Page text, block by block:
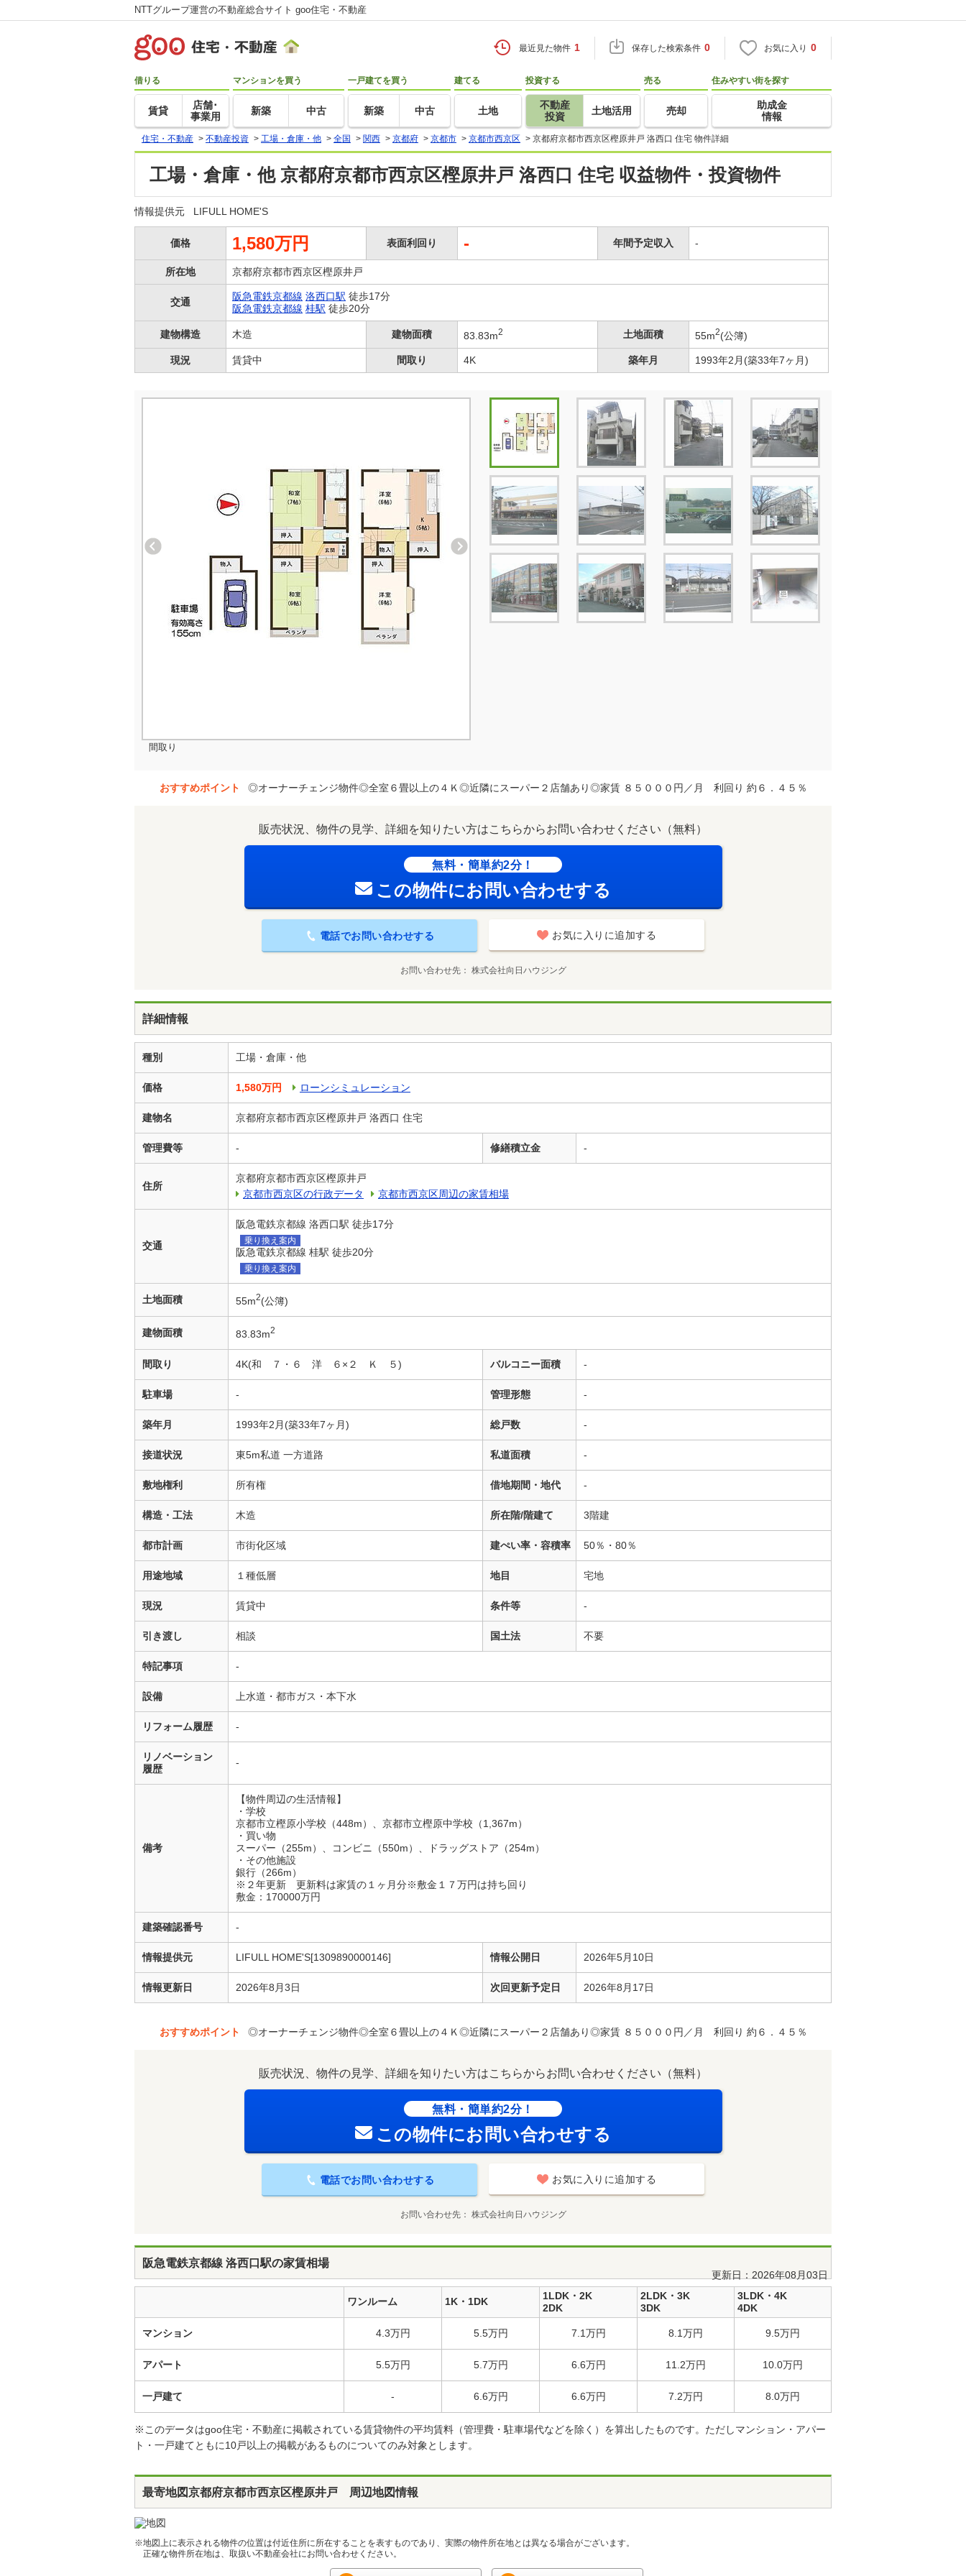
NTTグループ運営の不動産総合サイト goo住宅・不動産
最近見た物件 1 保存した検索条件 0 お気に入り 0
借りる
賃貸
店舗･
事業用
マンションを買う
新築 中古
一戸建てを買う
新築 中古
建てる
土地
投資する
不動産
投資
土地活用
売る
売却
住みやすい街を探す
助成金
情報
住宅・不動産 > 不動産投資 > 工場・倉庫・他 > 全国 > 関西 > 京都府 > 京都市 > 京都市西京区 > 京都府京都市西京区樫原井戸 洛西口 住宅 物件詳細
工場・倉庫・他 京都府京都市西京区樫原井戸 洛西口 住宅 収益物件・投資物件
情報提供元 LIFULL HOME'S
価格 1,580万円 表面利回り - 年間予定収入 -
所在地 京都府京都市西京区樫原井戸
交通 阪急電鉄京都線 洛西口駅 徒歩17分
阪急電鉄京都線 桂駅 徒歩20分
建物構造 木造 建物面積 83.83m2 土地面積 55m2(公簿)
現況 賃貸中 間取り 4K 築年月 1993年2月(築33年7ヶ月)
間取り
おすすめポイント ◎オーナーチェンジ物件◎全室６畳以上の４Ｋ◎近隣にスーパー２店舗あり◎家賃 ８５０００円／月 利回り 約６．４５％
販売状況、物件の見学、詳細を知りたい方はこちらからお問い合わせください（無料）
無料・簡単約2分！
この物件にお問い合わせする
電話でお問い合わせする お気に入りに追加する
お問い合わせ先 株式会社向日ハウジング
詳細情報
種別 工場・倉庫・他
価格 1,580万円 ローンシミュレーション
建物名 京都府京都市西京区樫原井戸 洛西口 住宅
管理費等 - 修繕積立金 -
住所
京都府京都市西京区樫原井戸
京都市西京区の行政データ
京都市西京区周辺の家賃相場
交通
阪急電鉄京都線 洛西口駅 徒歩17分
乗り換え案内
阪急電鉄京都線 桂駅 徒歩20分
乗り換え案内
土地面積 55m2(公簿)
建物面積 83.83m2
間取り 4K(和 ７・６ 洋 ６×２ Ｋ ５) バルコニー面積 -
駐車場 - 管理形態 -
築年月 1993年2月(築33年7ヶ月) 総戸数 -
接道状況 東5m私道 一方道路 私道面積 -
敷地権利 所有権 借地期間・地代 -
構造・工法 木造 所在階/階建て 3階建
都市計画 市街化区域 建ぺい率・容積率 50％・80％
用途地域 １種低層 地目 宅地
現況 賃貸中 条件等 -
引き渡し 相談 国土法 不要
特記事項 -
設備 上水道・都市ガス・本下水
リフォーム履歴 -
リノベーション
履歴
-
備考
【物件周辺の生活情報】
・学校
京都市立樫原小学校（448m）、京都市立樫原中学校（1,367m）
・買い物
スーパー（255m）、コンビニ（550m）、ドラッグストア（254m）
・その他施設
銀行（266m）
※２年更新 更新料は家賃の１ヶ月分※敷金１７万円は持ち回り
敷金：170000万円
建築確認番号 -
情報提供元 LIFULL HOME'S[1309890000146] 情報公開日 2026年5月10日
情報更新日 2026年8月3日 次回更新予定日 2026年8月17日
おすすめポイント ◎オーナーチェンジ物件◎全室６畳以上の４Ｋ◎近隣にスーパー２店舗あり◎家賃 ８５０００円／月 利回り 約６．４５％
販売状況、物件の見学、詳細を知りたい方はこちらからお問い合わせください（無料）
無料・簡単約2分！
この物件にお問い合わせする
電話でお問い合わせする お気に入りに追加する
お問い合わせ先 株式会社向日ハウジング
阪急電鉄京都線 洛西口駅の家賃相場
更新日：2026年08月03日
ワンルーム 1K・1DK
1LDK・2K
2DK
2LDK・3K
3DK
3LDK・4K
4DK
マンション 4.3万円 5.5万円 7.1万円 8.1万円 9.5万円
アパート 5.5万円 5.7万円 6.6万円 11.2万円 10.0万円
一戸建て - 6.6万円 6.6万円 7.2万円 8.0万円
※このデータはgoo住宅・不動産に掲載されている賃貸物件の平均賃料（管理費・駐車場代などを除く）を算出したものです。ただしマンション・アパー
ト・一戸建てともに10戸以上の掲載があるものについてのみ対象とします。
最寄地図京都府京都市西京区樫原井戸 周辺地図情報
※地図上に表示される物件の位置は付近住所に所在することを表すものであり、実際の物件所在地とは異なる場合がございます。
正確な物件所在地は、取扱い不動産会社にお問い合わせください。